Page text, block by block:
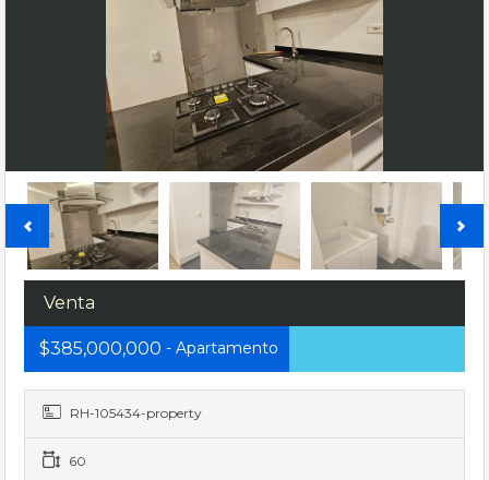
Venta
$385,000,000 - Apartamento
RH-105434-property
60